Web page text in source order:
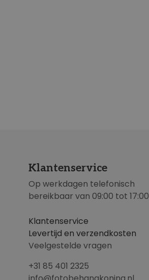
Klantenservice
Op werkdagen telefonisch
bereikbaar van 09:00 tot 17:00
Klantenservice
Levertijd en verzendkosten
Veelgestelde vragen
+31 85 401 2325